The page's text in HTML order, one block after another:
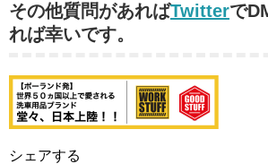
その他質問があればTwitterで
れば幸いです。
シェアする